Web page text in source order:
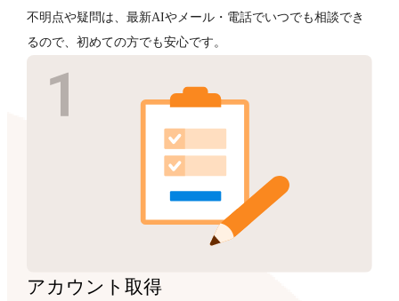
不明点や疑問は、最新AIやメール・電話でいつでも相談でき
るので、初めての方でも安心です。
アカウント取得